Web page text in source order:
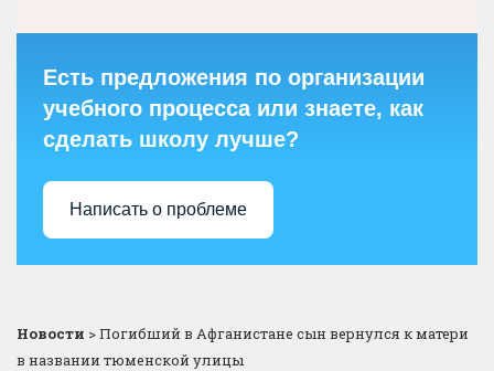
Есть предложения по организации
учебного процесса или знаете, как
сделать школу лучше?
Написать о проблеме
Новости >Погибший в Афганистане сын вернулся к матери
в названии тюменской улицы